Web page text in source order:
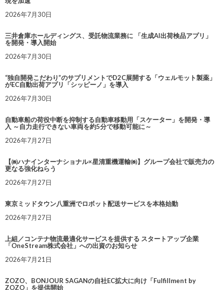
2026年7月30日
三井倉庫ホールディングス、受託物流業務に 「生成AI出荷検品アプリ」
を開発・導入開始
2026年7月30日
“独自開発こだわり”のサプリメントでD2C展開する「ウェルモット製薬」
がEC自動出荷アプリ「シッピーノ」を導入
2026年7月30日
自動車船の荷役中断を抑制する自動車移動用「スケーター」を開発・導
入 ～自力走行できない車両を約5分で移動可能に～
2026年7月27日
【㈱ハナインターナショナル×星清重機運輸㈱】グループ会社で販売力の
更なる強化ねらう
2026年7月27日
東京ミッドタウン八重洲でロボット配送サービスを本格始動
2026年7月27日
上組／コンテナ物流最適化サービスを提供する スタートアップ企業
「OneStream株式会社」への出資のお知らせ
2026年7月21日
ZOZO、BONJOUR SAGANの自社EC拡大に向け「Fulfillment by
ZOZO」を提供開始